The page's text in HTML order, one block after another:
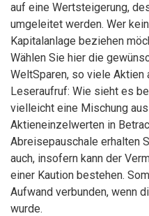
auf eine Wertsteigerung,
umgeleitet werden. Wer
Kapitalanlage beziehen
Wählen Sie hier die
WeltSparen, so viele Aktien
Leseraufruf: Wie sieht es
vielleicht eine Mischung
Aktieneinzelwerten in
Abreisepauschale erhalten
auch, insofern kann der
einer Kaution bestehen.
Aufwand verbunden, wenn
wurde.